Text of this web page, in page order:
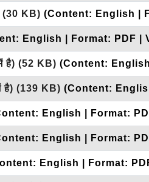
(30 KB) (Content: English |
English | Format: PDF |
है) (52 KB) (Content:
है) (139 KB) (Content:
English | Format:
English | Format:
English | Format: